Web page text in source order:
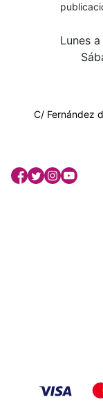
Lunes
C/ Fernández